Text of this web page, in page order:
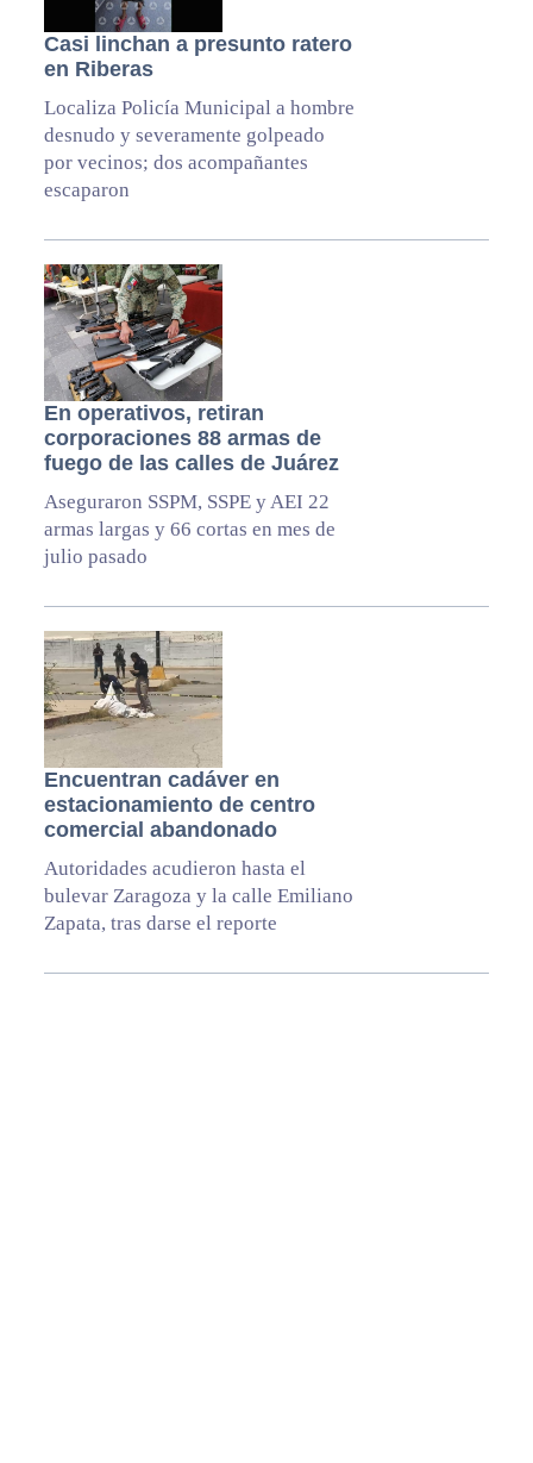
Casi linchan a presunto ratero
en Riberas
Localiza Policía Municipal a hombre
desnudo y severamente golpeado
por vecinos; dos acompañantes
escaparon
En operativos, retiran
corporaciones 88 armas de
fuego de las calles de Juárez
Aseguraron SSPM, SSPE y AEI 22
armas largas y 66 cortas en mes de
julio pasado
Encuentran cadáver en
estacionamiento de centro
comercial abandonado
Autoridades acudieron hasta el
bulevar Zaragoza y la calle Emiliano
Zapata, tras darse el reporte